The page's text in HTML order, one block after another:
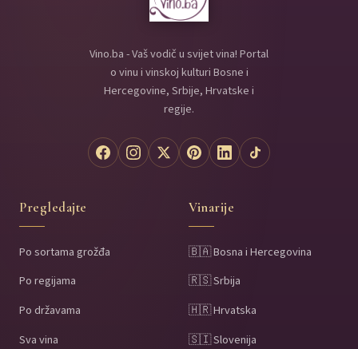
Vino.ba - Vaš vodič u svijet vina! Portal
o vinu i vinskoj kulturi Bosne i
Hercegovine, Srbije, Hrvatske i
regije.
Pregledajte
Po sortama grožđa
Po regijama
Po državama
Sva vina
Vinarije
🇧🇦 Bosna i Hercegovina
🇷🇸 Srbija
🇭🇷 Hrvatska
🇸🇮 Slovenija